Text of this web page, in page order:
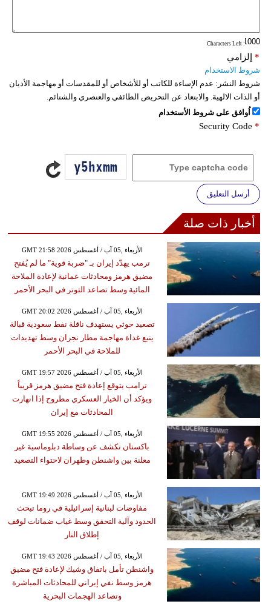
: Characters Left
إلزامي *
شروط الاستخدام
شروط النشر: عدم الإساءة للكاتب أو للأشخاص أو للمقدسات أو مهاجمة الأديان
أو الذات الالهية. والابتعاد عن التحريض الطائفي والعنصري والشتائم.
اُوافق على شروط الأستخدام
Security Code *
أرسل التعليق
أخبار ذات صلة
GMT 21:58 2026 الأربعاء ,05 آب / أغسطس
ترمب يهدّد إيران بـ "ضربة قوية" ما لم يُفتح
مضيق هرمز ومحادثات عمانية لإعادة الملاحة
المائية وسط تصاعد التوتر في البحر الأحمر
GMT 20:02 2026 الأربعاء ,05 آب / أغسطس
تصعيد حوثي يستهدف ناقلة نفط سعودية قبالة
ينبع غداة مهاجمة مطار نجران وسط تهديدات
للملاحة في البحر الأحمر
GMT 19:57 2026 الأربعاء ,05 آب / أغسطس
ترامب يتوقع إعادة فتح مضيق هرمز قريباً
ويؤكد أن الخيار العسكري مطروح إذا انهارت
المحادثات مع إيران
GMT 19:55 2026 الأربعاء ,05 آب / أغسطس
باكستان تكشف عن وساطة دبلوماسية غير
معلنة بين واشنطن وطهران لاحتواء التصعيد
GMT 19:49 2026 الأربعاء ,05 آب / أغسطس
مفاوضات لبنانية إسرائيلية في روما تبحث
الحدود وآلية التحقق وسط غياب ضمانات لوقف
إطلاق النار
GMT 19:43 2026 الأربعاء ,05 آب / أغسطس
واشنطن تأمل باتفاق وشيك لإعادة فتح مضيق
هرمز وسط نفي إيراني للمحادثات المباشرة
وتصاعد الهجمات البحرية